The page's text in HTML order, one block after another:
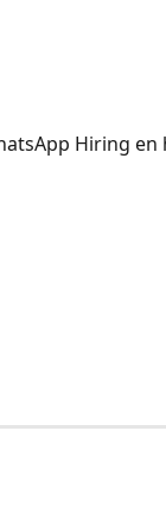
Hiring en